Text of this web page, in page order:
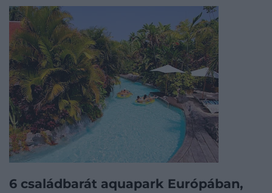
6 családbarát aquapark Európában,